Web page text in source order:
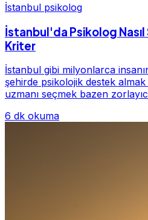
İstanbul psikolog
İstanbul'da Psikolog Nasıl
Kriter
İstanbul gibi milyonlarca
şehirde psikolojik destek
uzmanı seçmek bazen
6 dk okuma